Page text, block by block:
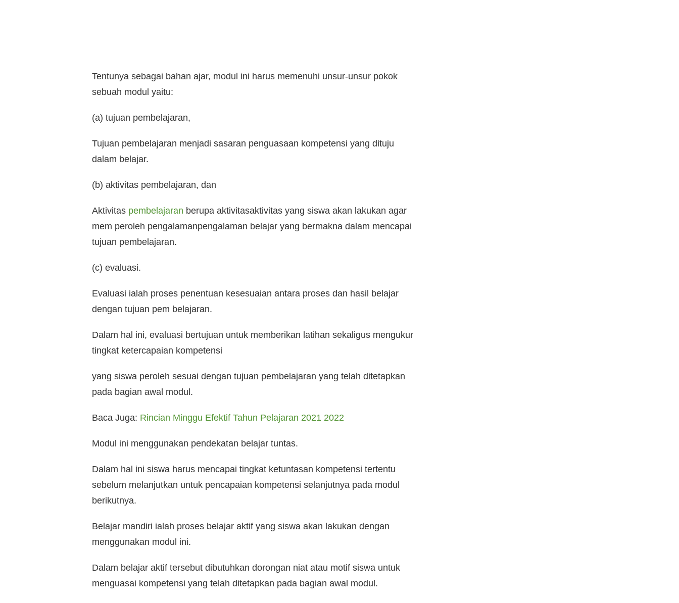
Tentunya sebagai bahan ajar, modul ini harus memenuhi unsur­-unsur pokok
sebuah modul yaitu:
(a) tujuan pembelajaran,
Tujuan pembelajaran menjadi sasaran penguasaan kompetensi yang dituju
dalam belajar.
(b) aktivitas pembelajaran, dan
Aktivitas pembelajaran berupa aktivitas­aktivitas yang siswa akan lakukan agar
mem peroleh pengalaman­pengalaman belajar yang bermakna dalam mencapai
tujuan pembelajaran.
(c) evaluasi.
Evaluasi ialah proses penentuan kesesuaian antara proses dan hasil belajar
dengan tujuan pem belajaran.
Dalam hal ini, evaluasi bertujuan untuk memberikan latihan sekaligus mengukur
tingkat ketercapaian kompetensi
yang siswa peroleh sesuai dengan tujuan pembelajaran yang telah ditetapkan
pada bagian awal modul.
Baca Juga: Rincian Minggu Efektif Tahun Pelajaran 2021 2022
Modul ini menggunakan pendekatan belajar tuntas.
Dalam hal ini siswa harus mencapai tingkat ketuntasan kompetensi tertentu
sebelum melanjutkan untuk pencapaian kompetensi selanjutnya pada modul
berikutnya.
Belajar mandiri ialah proses belajar aktif yang siswa akan lakukan dengan
menggunakan modul ini.
Dalam belajar aktif tersebut dibutuhkan dorongan niat atau motif siswa untuk
menguasai kompetensi yang telah ditetapkan pada bagian awal modul.